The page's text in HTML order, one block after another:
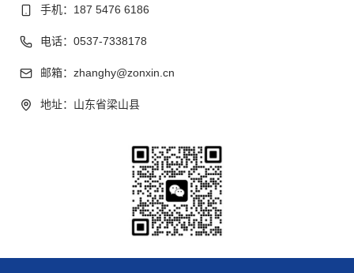
手机：187 5476 6186
电话：0537-7338178
邮箱：zhanghy@zonxin.cn
地址：山东省梁山县